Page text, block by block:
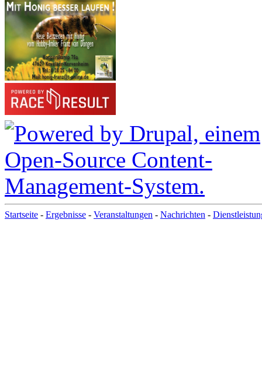
Startseite - Ergebnisse - Veranstaltungen - Nachrichten -